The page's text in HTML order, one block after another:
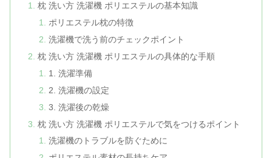
枕 洗い方 洗濯機 ポリエステルの基本知識
ポリエステル枕の特徴
洗濯機で洗う前のチェックポイント
枕 洗い方 洗濯機 ポリエステルの具体的な手順
1. 洗濯準備
2. 洗濯機の設定
3. 洗濯後の乾燥
枕 洗い方 洗濯機 ポリエステルで気をつけるポイント
洗濯機のトラブルを防ぐために